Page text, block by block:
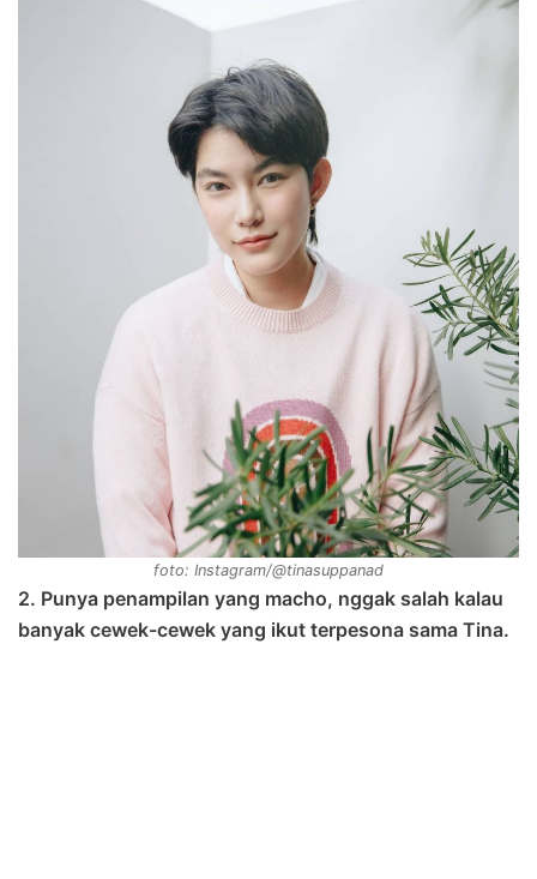
foto: Instagram/@tinasuppanad
2. Punya penampilan yang macho, nggak salah kalau
banyak cewek-cewek yang ikut terpesona sama Tina.